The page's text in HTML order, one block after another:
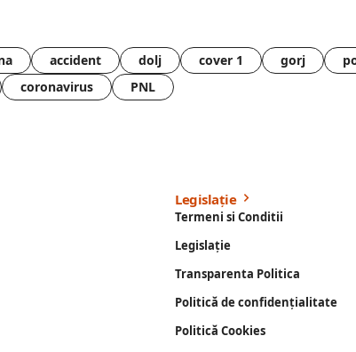
accident dolj cover 1 gorj
coronavirus PNL
Legislație
Termeni si Conditii
Legislație
Transparenta Politica
Politică de confidențialitate
Politică Cookies